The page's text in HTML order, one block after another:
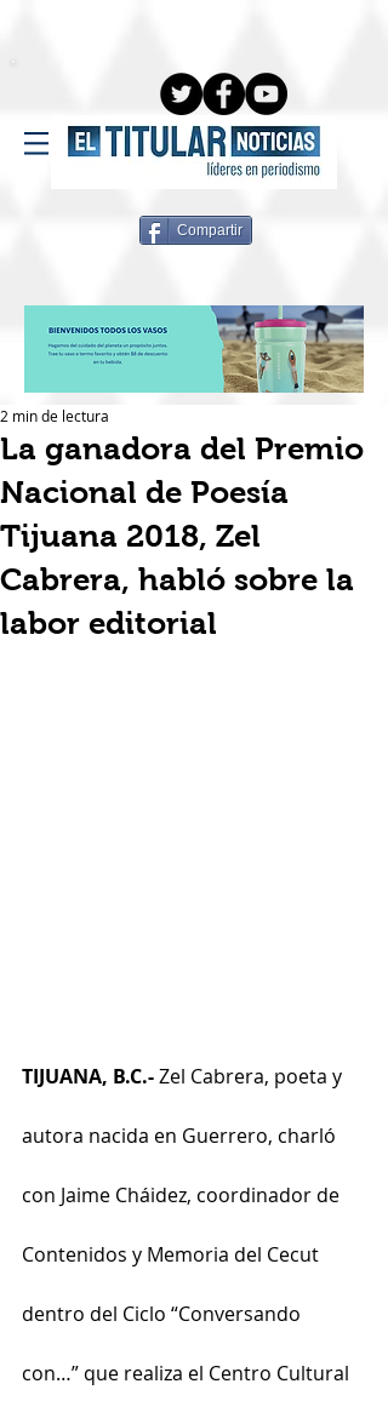
Compartir
La ganadora del Premio
Nacional de Poesía
Tijuana 2018, Zel
Cabrera, habló sobre la
labor editorial
2 min de lectura
TIJUANA, B.C.- Zel Cabrera, poeta y
autora nacida en Guerrero, charló
con Jaime Cháidez, coordinador de
Contenidos y Memoria del Cecut
dentro del Ciclo “Conversando
con…” que realiza el Centro Cultural